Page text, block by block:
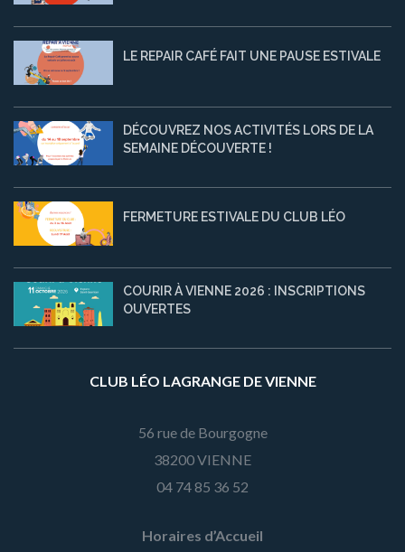
LE REPAIR CAFÉ FAIT UNE PAUSE ESTIVALE
DÉCOUVREZ NOS ACTIVITÉS LORS DE LA
SEMAINE DÉCOUVERTE !
FERMETURE ESTIVALE DU CLUB LÉO
COURIR À VIENNE 2026 : INSCRIPTIONS
OUVERTES
CLUB LÉO LAGRANGE DE VIENNE
56 rue de Bourgogne
38200 VIENNE
04 74 85 36 52
Horaires d’Accueil